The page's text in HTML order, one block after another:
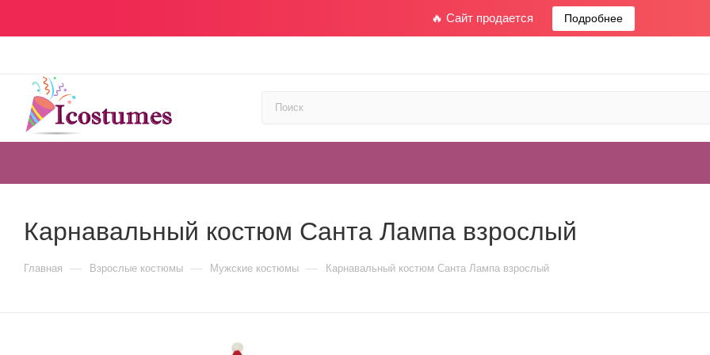
🔥 Сайт продается Подробнее
Карнавальный костюм Санта Лампа взрослый
Главная — Взрослые костюмы — Мужские костюмы — Карнавальный костюм Санта Лампа взрослый